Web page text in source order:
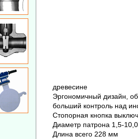
древесине
Эргономичный дизайн,
больший контроль над
Стопорная кнопка
Диаметр патрона 1,5-
Длина всего 228 мм